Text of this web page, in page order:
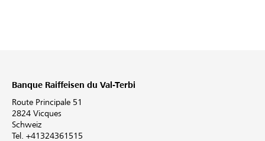
Banque Raiffeisen du Val-Terbi
Route Principale 51
2824 Vicques
Schweiz
Tel. +41324361515